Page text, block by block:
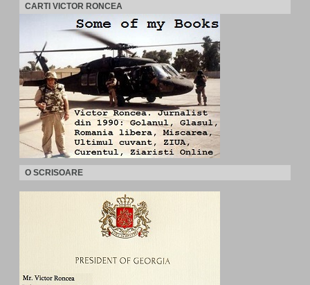
CARTI VICTOR RONCEA
O SCRISOARE